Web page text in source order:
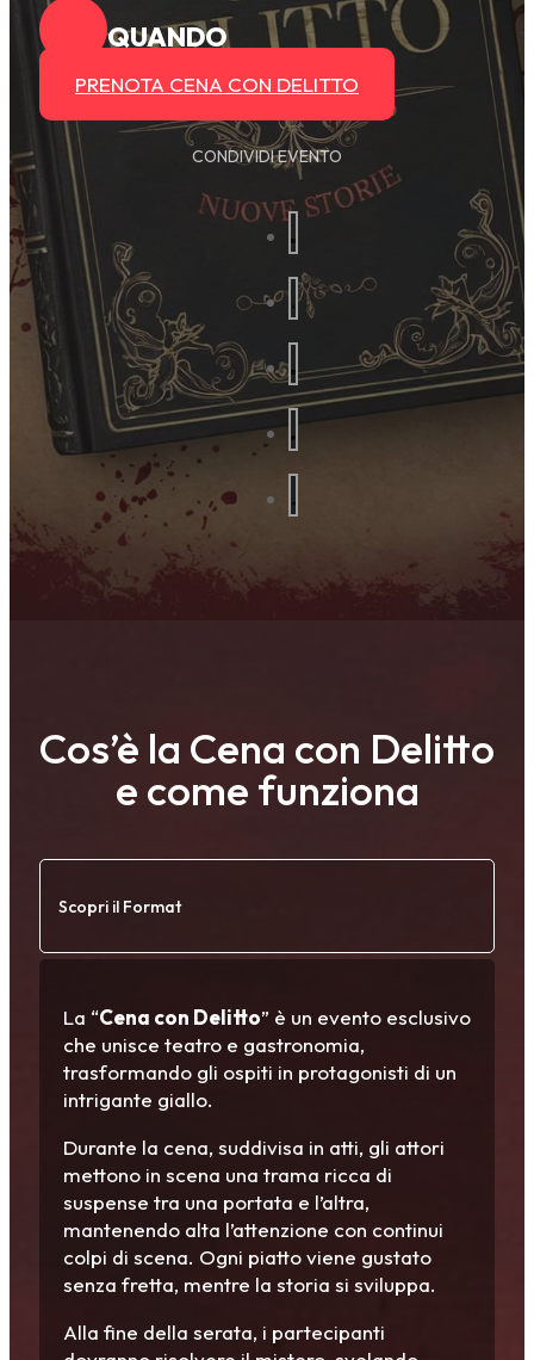
QUANDO
PRENOTA CENA CON DELITTO
CONDIVIDI EVENTO
Cos’è la Cena con Delitto
e come funziona
Scopri il Format
La “Cena con Delitto” è un evento esclusivo
che unisce teatro e gastronomia,
trasformando gli ospiti in protagonisti di un
intrigante giallo.
Durante la cena, suddivisa in atti, gli attori
mettono in scena una trama ricca di
suspense tra una portata e l’altra,
mantenendo alta l’attenzione con continui
colpi di scena. Ogni piatto viene gustato
senza fretta, mentre la storia si sviluppa.
Alla fine della serata, i partecipanti